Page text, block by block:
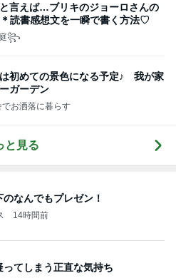
言えば…ブリキのジョーロさんの
読書感想文を一瞬で書く方法♡
꧂
初めての景色になる予定♪ 我が家
ガーデン
お洒落に暮らす
と見る
なんでもプレゼン！
14時間前
てしまう正直な気持ち